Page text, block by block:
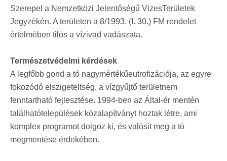
Szerepel a Nemzetközi Jelentőségű VizesTerületek
Jegyzékén. A területen a 8/1993. (I. 30.) FM rendelet
értelmében tilos a vízivad vadászata.
Természetvédelmi kérdések
A legfőbb gond a tó nagymértékűeutrofizációja, az egyre
fokozódó elszigeteltség, a vízgyűjtő területnem
fenntartható fejlesztése. 1994-ben az Által-ér mentén
találhatótelepülések közalapítványt hoztak létre, ami
komplex programot dolgoz ki, és valósít meg a tó
megmentése érdekében.